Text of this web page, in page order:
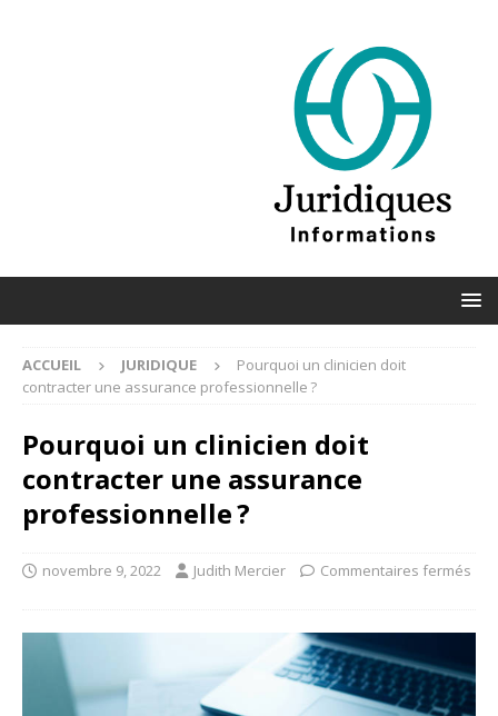
ACCUEIL JURIDIQUE
Pourquoi un clinicien doit
contracter une assurance professionnelle ?
Pourquoi un clinicien doit
contracter une assurance
professionnelle ?
novembre 9, 2022 Judith Mercier Commentaires fermés